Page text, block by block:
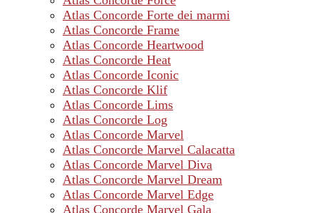
Atlas Concorde Forte dei marmi
Atlas Concorde Frame
Atlas Concorde Heartwood
Atlas Concorde Heat
Atlas Concorde Iconic
Atlas Concorde Klif
Atlas Concorde Lims
Atlas Concorde Log
Atlas Concorde Marvel
Atlas Concorde Marvel Calacatta
Atlas Concorde Marvel Diva
Atlas Concorde Marvel Dream
Atlas Concorde Marvel Edge
Atlas Concorde Marvel Gala